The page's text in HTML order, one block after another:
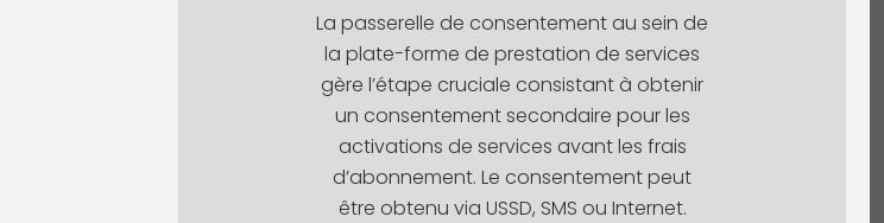
optimisant ainsi les opérations.
La passerelle de consentement au sein de
la plate-forme de prestation de services
gère l’étape cruciale consistant à obtenir
un consentement secondaire pour les
activations de services avant les frais
d’abonnement. Le consentement peut
être obtenu via USSD, SMS ou Internet.